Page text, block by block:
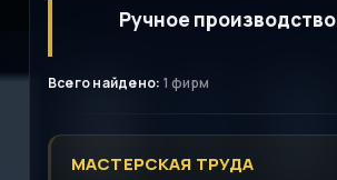
Ручное производство
Всего найдено: 1 фирм
МАСТЕРСКАЯ ТРУДА